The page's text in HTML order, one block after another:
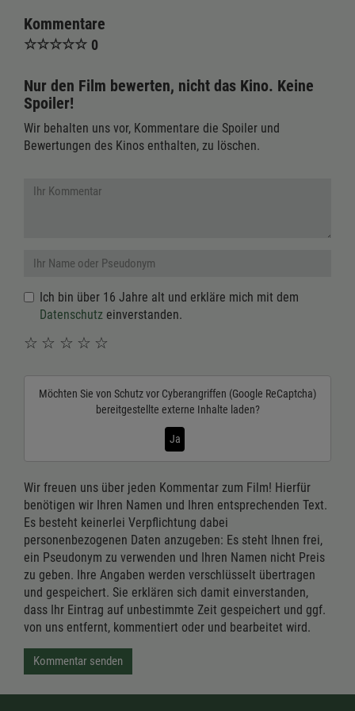
Kommentare
☆☆☆☆☆ 0
Nur den Film bewerten, nicht das Kino. Keine
Spoiler!
Wir behalten uns vor, Kommentare die Spoiler und
Bewertungen des Kinos enthalten, zu löschen.
Ich bin über 16 Jahre alt und erkläre mich mit dem
Datenschutz einverstanden.
☆
☆
☆
☆
☆
Möchten Sie von Schutz vor Cyberangriffen (Google ReCaptcha)
bereitgestellte externe Inhalte laden?
Ja
Wir freuen uns über jeden Kommentar zum Film! Hierfür
benötigen wir Ihren Namen und Ihren entsprechenden Text.
Es besteht keinerlei Verpflichtung dabei
personenbezogenen Daten anzugeben: Es steht Ihnen frei,
ein Pseudonym zu verwenden und Ihren Namen nicht Preis
zu geben. Ihre Angaben werden verschlüsselt übertragen
und gespeichert. Sie erklären sich damit einverstanden,
dass Ihr Eintrag auf unbestimmte Zeit gespeichert und ggf.
von uns entfernt, kommentiert oder und bearbeitet wird.
Kommentar senden